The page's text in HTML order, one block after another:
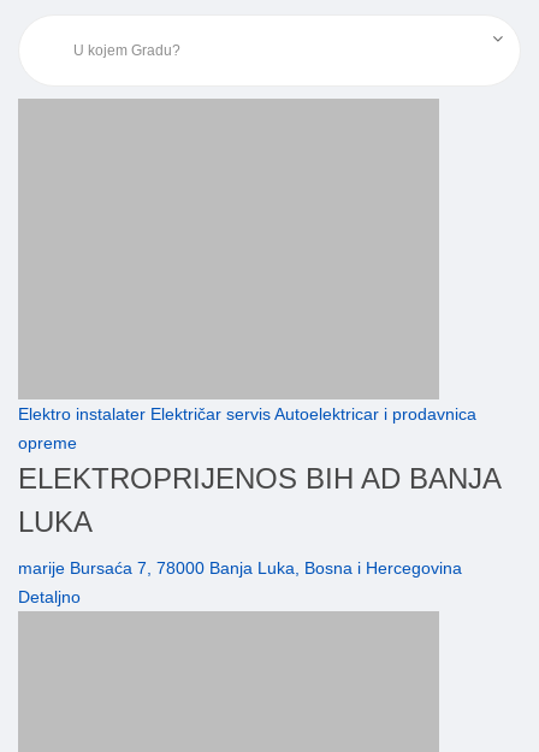
Elektro instalater Električar servis Autoelektricar i prodavnica
opreme
ELEKTROPRIJENOS BIH AD BANJA
LUKA
marije Bursaća 7, 78000 Banja Luka, Bosna i Hercegovina
Detaljno